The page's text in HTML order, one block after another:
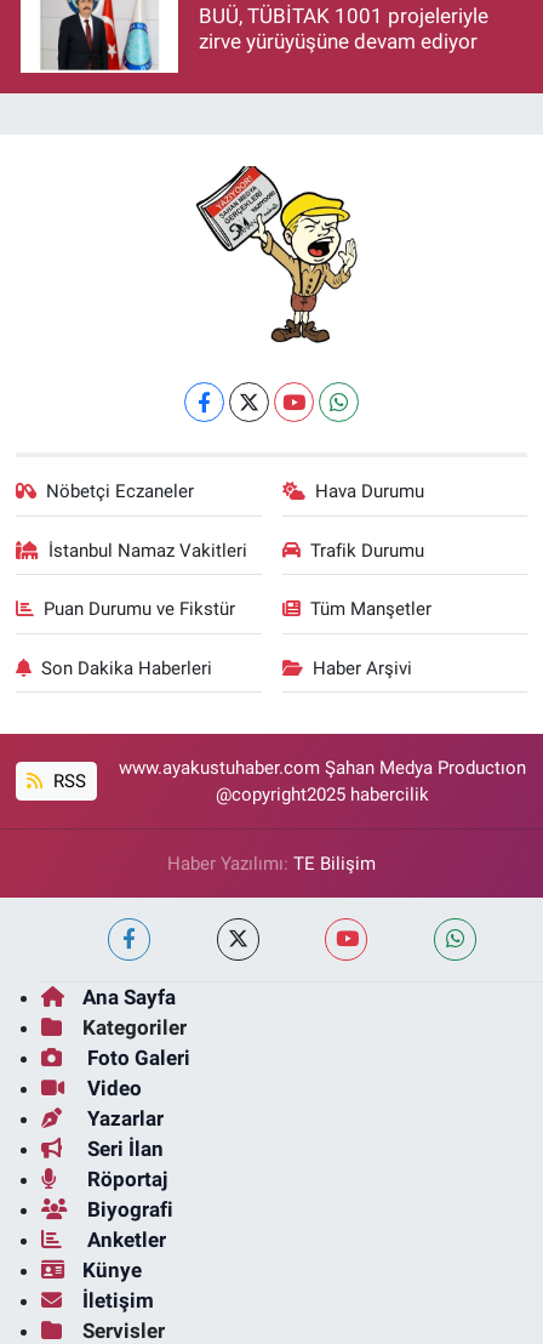
BUÜ, TÜBİTAK 1001 projeleriyle
zirve yürüyüşüne devam ediyor
Nöbetçi Eczaneler Hava Durumu
İstanbul Namaz Vakitleri Trafik Durumu
Puan Durumu ve Fikstür Tüm Manşetler
Son Dakika Haberleri Haber Arşivi
RSS
www.ayakustuhaber.com Şahan Medya Productıon
@copyright2025 habercilik
Haber Yazılımı: TE Bilişim
Ana Sayfa
Kategoriler
Foto Galeri
Video
Yazarlar
Seri İlan
Röportaj
Biyografi
Anketler
Künye
İletişim
Servisler